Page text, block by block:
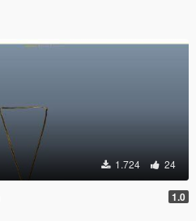
1.724 24
1.0